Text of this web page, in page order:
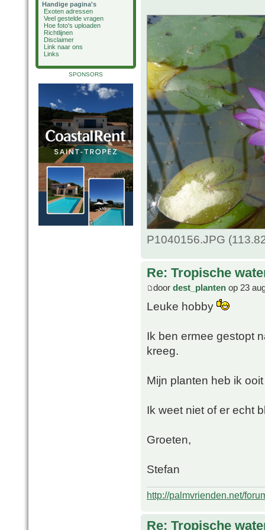
Handige pagina's
Exoten adressen
Veel gestelde vragen
Hoe foto's uploaden
Richtlijnen
Disclaimer
Link naar ons
Links
SPONSORS
P1040156.JPG
Re: Tropische
door dest_planten op 23
Leuke hobby
Ik ben ermee gestopt
kreeg.
Mijn planten heb ik
Ik weet niet of er echt
Groeten,
Stefan
http://palmvrienden.net/
Re: Tropische